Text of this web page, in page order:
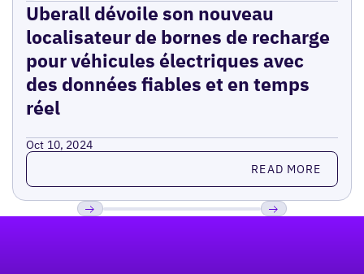
Uberall dévoile son nouveau
localisateur de bornes de recharge
pour véhicules électriques avec
des données fiables et en temps
réel
Oct 10, 2024
Read more READ MORE